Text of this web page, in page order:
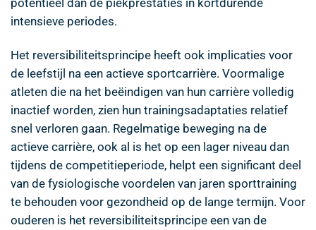
intensieve periodes.
Het reversibiliteitsprincipe heeft ook implicaties voor
de leefstijl na een actieve sportcarrière. Voormalige
atleten die na het beëindigen van hun carrière volledig
inactief worden, zien hun trainingsadaptaties relatief
snel verloren gaan. Regelmatige beweging na de
actieve carrière, ook al is het op een lager niveau dan
tijdens de competitieperiode, helpt een significant deel
van de fysiologische voordelen van jaren sporttraining
te behouden voor gezondheid op de lange termijn. Voor
ouderen is het reversibiliteitsprincipe een van de